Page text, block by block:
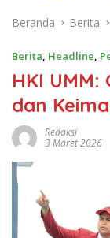
Beranda Berita
Berita, Headline,
HKI
dan
Redaksi
3 Maret 2026